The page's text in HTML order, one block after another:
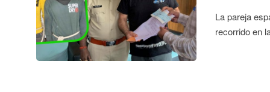
La pareja
recorrido en